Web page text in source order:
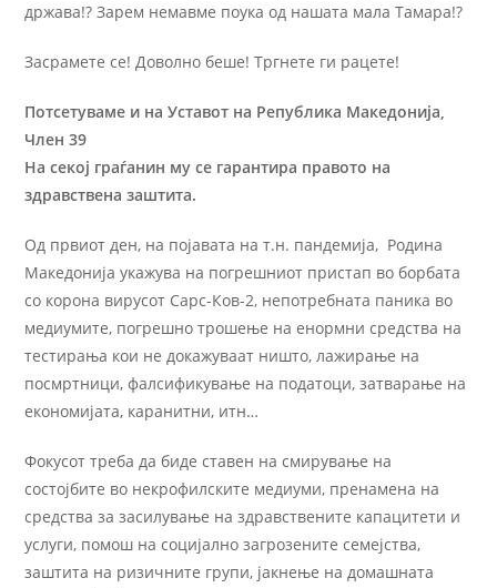
држава!? Зарем немавме поука од нашата мала Тамара!?
Засрамете се! Доволно беше! Тргнете ги рацете!
Потсетуваме и на Уставот на Република Македонија,
Член 39
На секој граѓанин му се гарантира правото на
здравствена заштита.
Од првиот ден, на појавата на т.н. пандемија, Родина
Македонија укажува на погрешниот пристап во борбата
со корона вирусот Сарс-Ков-2, непотребната паника во
медиумите, погрешно трошење на енормни средства на
тестирања кои не докажуваат ништо, лажирање на
посмртници, фалсификување на податоци, затварање на
економијата, каранитни, итн…
Фокусот треба да биде ставен на смирување на
состојбите во некрофилските медиуми, пренамена на
средства за засилување на здравствените капацитети и
услуги, помош на социјално загрозените семејства,
заштита на ризичните групи, јакнење на домашната